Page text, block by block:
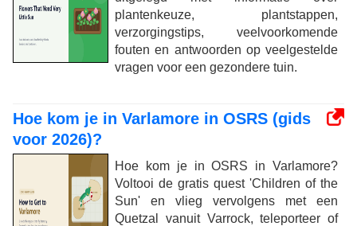
plantenkeuze, plantstappen,
verzorgingstips, veelvoorkomende
fouten en antwoorden op veelgestelde
vragen voor een gezondere tuin.
Hoe kom je in Varlamore in OSRS (gids
voor 2026)?
Hoe kom je in OSRS in Varlamore?
Voltooi de gratis quest 'Children of the
Sun' en vlieg vervolgens met een
Quetzal vanuit Varrock, teleporteer of